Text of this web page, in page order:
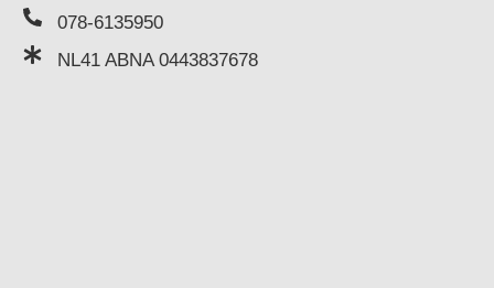
078-6135950
NL41 ABNA 0443837678